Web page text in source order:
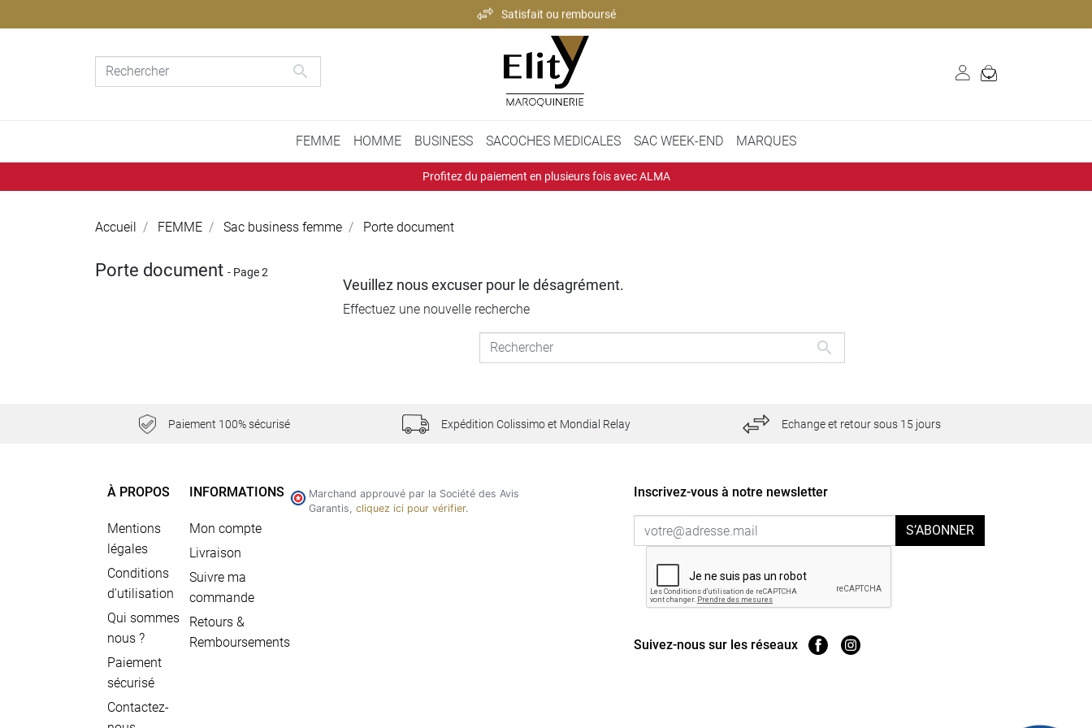
Satisfait ou remboursé
Paiement 100% sécurisé
Expédition rapide et soignée

FEMME HOMME BUSINESS SACOCHES MEDICALES SAC WEEK-END MARQUES
Profitez du paiement en plusieurs fois avec ALMA
Accueil FEMME Sac business femme Porte document
Porte document - Page 2
Veuillez nous excuser pour le désagrément.
Effectuez une nouvelle recherche

Paiement 100% sécurisé Expédition Colissimo et Mondial Relay Echange et retour sous 15 jours
À PROPOS
Mentions
légales
Conditions
d'utilisation
Qui sommes
nous ?
Paiement
sécurisé
Contactez-
INFORMATIONS
Mon compte
Livraison
Suivre ma
commande
Retours &
Remboursements
Marchand approuvé par la Société des Avis
Garantis, cliquez ici pour vérifier.
Inscrivez-vous à notre newsletter
S’ABONNER
Suivez-nous sur les réseaux